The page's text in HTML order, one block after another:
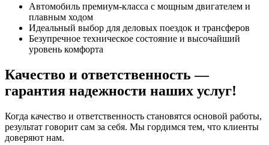
Автомобиль премиум-класса с мощным двигателем и
плавным ходом
Идеальный выбор для деловых поездок и трансферов
Безупречное техническое состояние и высочайший
уровень комфорта
Качество и ответственность —
гарантия надежности наших услуг!
Когда качество и ответственность становятся основой работы,
результат говорит сам за себя. Мы гордимся тем, что клиенты
доверяют нам.